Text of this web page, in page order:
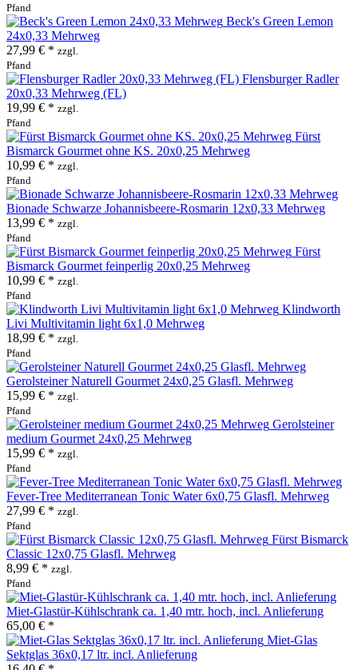
Pfand
Beck's Green Lemon
24x0,33 Mehrweg
27,99 € * zzgl.
Pfand
Flensburger Radler
20x0,33 Mehrweg (FL)
19,99 € * zzgl.
Pfand
Fürst
Bismarck Gourmet ohne KS. 20x0,25 Mehrweg
10,99 € * zzgl.
Pfand
Bionade Schwarze Johannisbeere-Rosmarin 12x0,33 Mehrweg
13,99 € * zzgl.
Pfand
Fürst
Bismarck Gourmet feinperlig 20x0,25 Mehrweg
10,99 € * zzgl.
Pfand
Klindworth
Livi Multivitamin light 6x1,0 Mehrweg
18,99 € * zzgl.
Pfand
Gerolsteiner Naturell Gourmet 24x0,25 Glasfl. Mehrweg
15,99 € * zzgl.
Pfand
Gerolsteiner
medium Gourmet 24x0,25 Mehrweg
15,99 € * zzgl.
Pfand
Fever-Tree Mediterranean Tonic Water 6x0,75 Glasfl. Mehrweg
27,99 € * zzgl.
Pfand
Fürst Bismarck
Classic 12x0,75 Glasfl. Mehrweg
8,99 € * zzgl.
Pfand
Miet-Glastür-Kühlschrank ca. 1,40 mtr. hoch, incl. Anlieferung
65,00 € *
Miet-Glas
Sektglas 36x0,17 ltr. incl. Anlieferung